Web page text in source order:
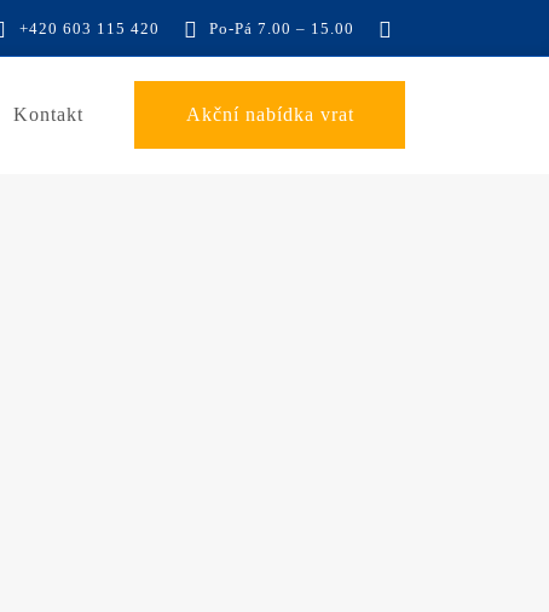
+420 603 115 420 Po-Pá 7.00 – 15.00
Kontakt Akční nabídka vrat